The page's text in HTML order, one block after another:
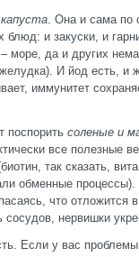
. Она и сама по
и закуски, и
море, да и других
И йод есть,
иммунитет
поспорить соленые и
все полезные
так сказать,
обменные
что отложится
нервишки
Если у вас